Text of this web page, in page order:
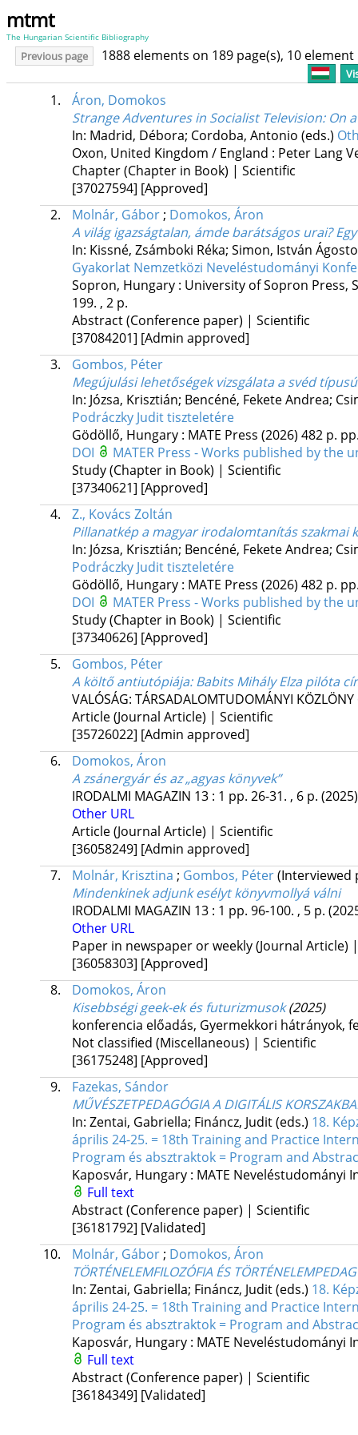
mtmt
The Hungarian Scientific Bibliography
Previous page 1888 elements on 189 page(s), 10
1.
Áron, Domokos
Strange Adventures in Socialist Television: On
In: Madrid, Débora; Cordoba, Antonio (eds.)
Oxon, United Kingdom / England : Peter Lang
Chapter (Chapter in Book) | Scientific
[37027594] [Approved]
2.
Molnár, Gábor; Domokos, Áron
A világ igazságtalan, ámde barátságos urai?
In: Kissné, Zsámboki Réka; Simon, István
Gyakorlat Nemzetközi Neveléstudományi
Sopron, Hungary : University of Sopron Press,
199. , 2 p.
Abstract (Conference paper) | Scientific
[37084201] [Admin approved]
3.
Gombos, Péter
Megújulási lehetőségek vizsgálata a svéd
In: Józsa, Krisztián; Bencéné, Fekete Andrea;
Podráczky Judit tiszteletére
Gödöllő, Hungary : MATE Press (2026) 482 p.
DOI
MATER Press - Works published by the
Study (Chapter in Book) | Scientific
[37340621] [Approved]
4.
Z., Kovács Zoltán
Pillanatkép a magyar irodalomtanítás szakmai
In: Józsa, Krisztián; Bencéné, Fekete Andrea;
Podráczky Judit tiszteletére
Gödöllő, Hungary : MATE Press (2026) 482 p.
DOI
MATER Press - Works published by the
Study (Chapter in Book) | Scientific
[37340626] [Approved]
5.
Gombos, Péter
A költő antiutópiája: Babits Mihály Elza pilóta
VALÓSÁG: TÁRSADALOMTUDOMÁNYI KÖZLÖNY
Article (Journal Article) | Scientific
[35726022] [Admin approved]
6.
Domokos, Áron
A zsánergyár és az „agyas könyvek”
IRODALMI MAGAZIN 13: 1 pp. 26-31. , 6 p. (2025)
Other URL
Article (Journal Article) | Scientific
[36058249] [Admin approved]
7.
Molnár, Krisztina ; Gombos, Péter(Interviewed
Mindenkinek adjunk esélyt könyvmollyá válni
IRODALMI MAGAZIN 13: 1 pp. 96-100. , 5 p.
Other URL
Paper in newspaper or weekly (Journal Article)
[36058303] [Approved]
8.
Domokos, Áron
Kisebbségi geek-ek és futurizmusok (2025)
konferencia előadás, Gyermekkori hátrányok,
Not classified (Miscellaneous) | Scientific
[36175248] [Approved]
9.
Fazekas, Sándor
MŰVÉSZETPEDAGÓGIA A DIGITÁLIS
In: Zentai, Gabriella; Fináncz, Judit (eds.) 18.
április 24-25. = 18th Training and Practice
Program és absztraktok = Program and
Kaposvár, Hungary : MATE Neveléstudományi
Full text
Abstract (Conference paper) | Scientific
[36181792] [Validated]
10.
Molnár, Gábor; Domokos, Áron
TÖRTÉNELEMFILOZÓFIA ÉS
In: Zentai, Gabriella; Fináncz, Judit (eds.) 18.
április 24-25. = 18th Training and Practice
Program és absztraktok = Program and
Kaposvár, Hungary : MATE Neveléstudományi
Full text
Abstract (Conference paper) | Scientific
[36184349] [Validated]